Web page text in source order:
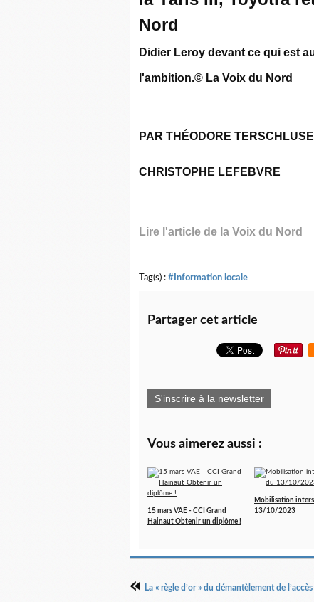
Didier Leroy devant ce qui est
l'ambition.© La Voix du Nord
PAR THÉODORE
CHRISTOPHE LEFEBVRE
Lire l'article de la Voix du Nord
Tag(s) : #Information locale
Partager cet article
S'inscrire à la newsletter
Vous aimerez aussi :
15 mars VAE - CCI Grand
Hainaut Obtenir un diplôme !
Mobilisation
13/10/2023